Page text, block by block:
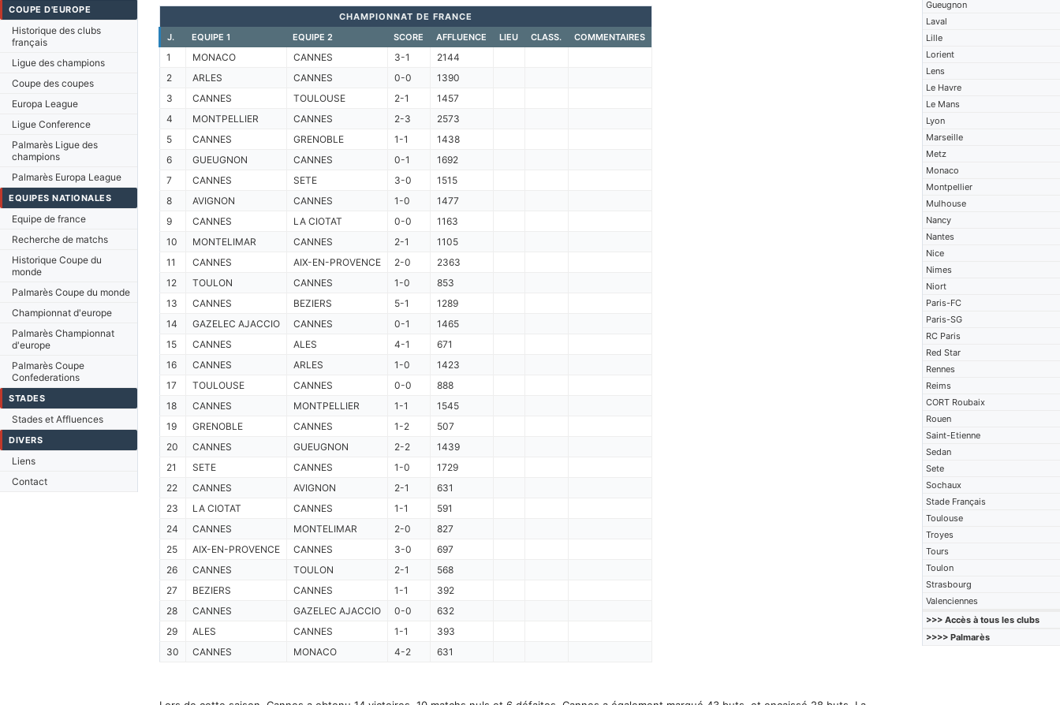
COUPE D'EUROPE
Historique des clubs
français
Ligue des champions
Coupe des coupes
Europa League
Ligue Conference
Palmarès Ligue des
champions
Palmarès Europa League
EQUIPES NATIONALES
Equipe de france
Recherche de matchs
Historique Coupe du
monde
Palmarès Coupe du monde
Championnat d'europe
Palmarès Championnat
d'europe
Palmarès Coupe
Confederations
STADES
Stades et Affluences
DIVERS
Liens
Contact
Gueugnon
Laval
Lille
Lorient
Lens
Le Havre
Le Mans
Lyon
Marseille
Metz
Monaco
Montpellier
Mulhouse
Nancy
Nantes
Nice
Nimes
Niort
Paris-FC
Paris-SG
RC Paris
Red Star
Rennes
Reims
CORT Roubaix
Rouen
Saint-Etienne
Sedan
Sete
Sochaux
Stade Français
Toulouse
Troyes
Tours
Toulon
Strasbourg
Valenciennes
>>> Accès à tous les clubs
>>>> Palmarès
CHAMPIONNAT DE FRANCE
J.
EQUIPE 1 EQUIPE 2 SCORE AFFLUENCE LIEU CLASS. COMMENTAIRES
1 MONACO CANNES 3-1
2144
2
ARLES CANNES 0-0
1390
3
CANNES TOULOUSE 2-1
1457
4
MONTPELLIER CANNES 2-3
2573
5
CANNES GRENOBLE 1-1
1438
6
GUEUGNON CANNES 0-1
1692
7
CANNES SETE 3-0
1515
8
AVIGNON CANNES 1-0
1477
9
CANNES LA CIOTAT 0-0
1163
10
MONTELIMAR CANNES 2-1
1105
11
CANNES AIX-EN-PROVENCE 2-0
2363
12
TOULON CANNES 1-0
853
13
CANNES BEZIERS 5-1
1289
14
GAZELEC AJACCIO CANNES 0-1
1465
15
CANNES ALES 4-1
671
16
CANNES ARLES 1-0
1423
17
TOULOUSE CANNES 0-0
888
18
CANNES MONTPELLIER 1-1
1545
19
GRENOBLE CANNES 1-2
507
20
CANNES GUEUGNON 2-2
1439
21
SETE CANNES 1-0
1729
22
CANNES AVIGNON 2-1
631
23
LA CIOTAT CANNES 1-1
591
24
CANNES MONTELIMAR 2-0
827
25
AIX-EN-PROVENCE CANNES 3-0
697
26
CANNES TOULON 2-1
568
27
BEZIERS CANNES 1-1
392
28
CANNES GAZELEC AJACCIO 0-0
632
29
ALES CANNES 1-1
393
30
CANNES MONACO 4-2 631